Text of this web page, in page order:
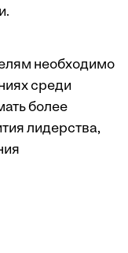
необходимо
среди
более
лидерства,